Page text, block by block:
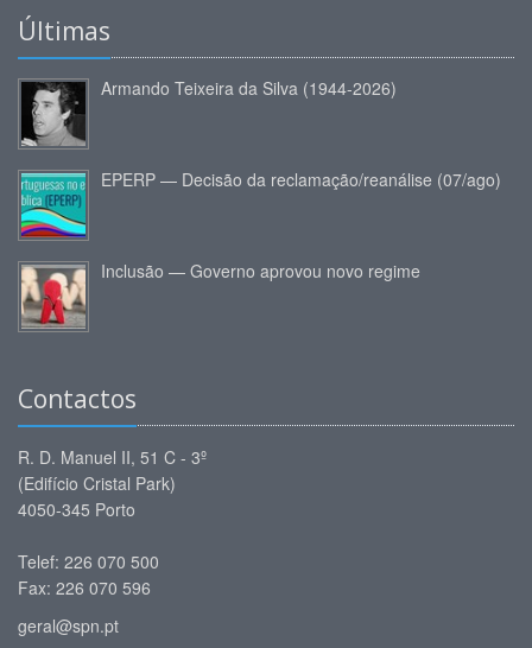
Últimas
Armando Teixeira da Silva (1944-2026)
EPERP — Decisão da reclamação/reanálise (07/ago)
Inclusão — Governo aprovou novo regime
Contactos
R. D. Manuel II, 51 C - 3º
(Edifício Cristal Park)
4050-345 Porto
Telef: 226 070 500
Fax: 226 070 596
geral@spn.pt